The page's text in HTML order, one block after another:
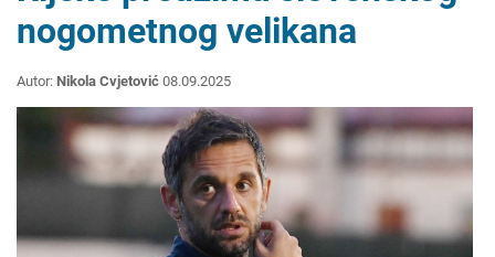
nogometnog velikana
Autor: Nikola Cvjetović 08.09.2025